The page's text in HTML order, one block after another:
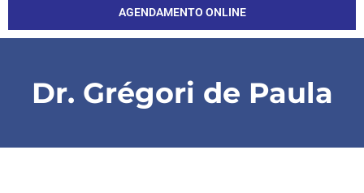
AGENDAMENTO ONLINE
Dr. Grégori de Paula